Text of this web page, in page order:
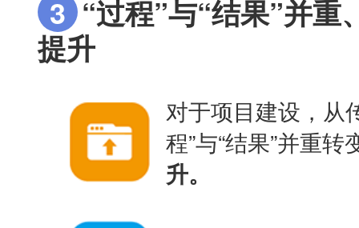
3 “过程”与“结果”并
提升
对于项目建设，从
程”与“结果”并重转
升。